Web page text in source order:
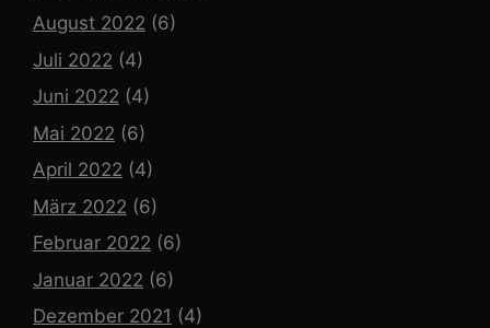
August 2022 (6)
Juli 2022 (4)
Juni 2022 (4)
Mai 2022 (6)
April 2022 (4)
März 2022 (6)
Februar 2022 (6)
Januar 2022 (6)
Dezember 2021 (4)